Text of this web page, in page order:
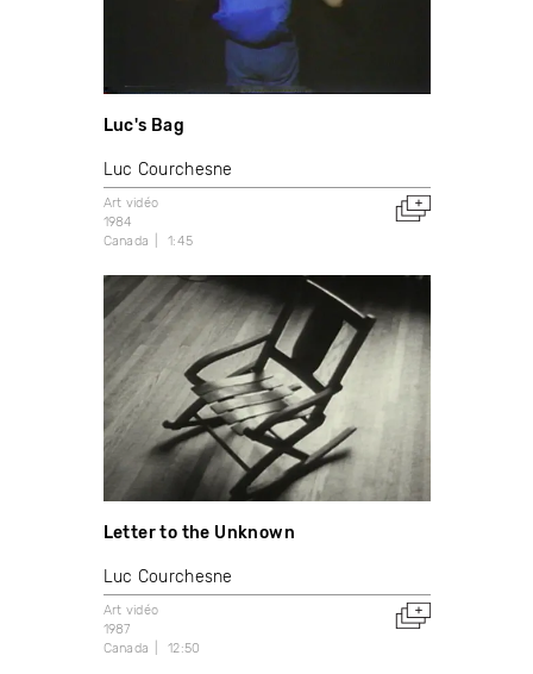
Luc's Bag
Luc Courchesne
Art vidéo
1984
Canada
1:45
Letter to the Unknown
Luc Courchesne
Art vidéo
1987
Canada
12:50